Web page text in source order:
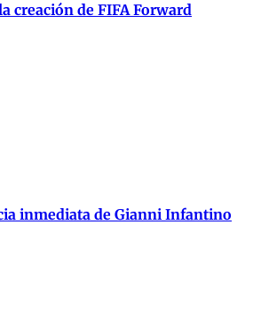
creación de FIFA Forward
inmediata de Gianni Infantino